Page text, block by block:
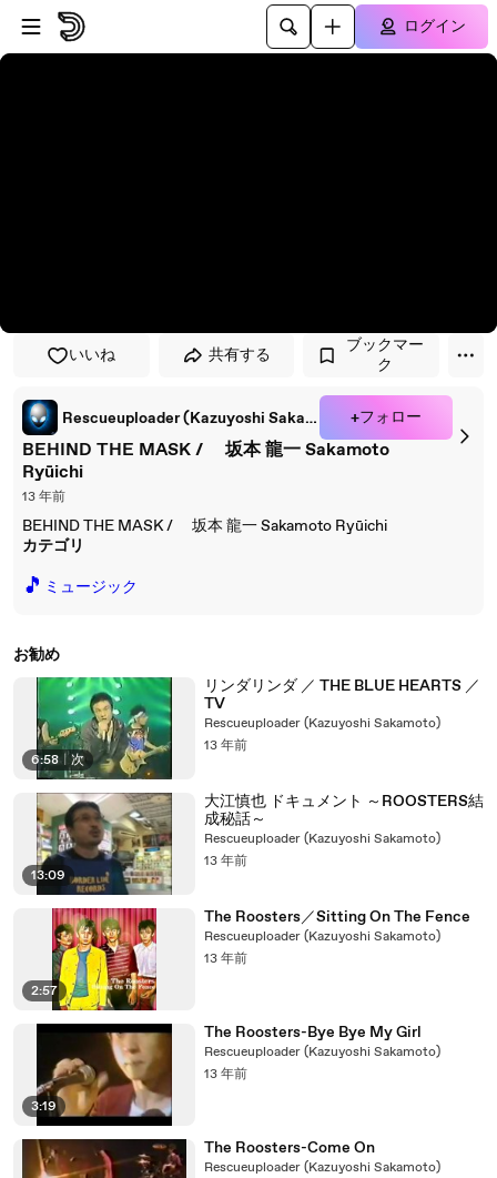
プレイヤーにスキップ
メインコンテンツにスキップ
ログイン
いいね 共有する
ブックマー
ク
Rescueuploader (Kazuyoshi Sakamoto) +フォロー
BEHIND THE MASK / 坂本 龍一 Sakamoto
Ryūichi
13 年前
BEHIND THE MASK / 坂本 龍一 Sakamoto Ryūichi
カテゴリ
🎵 ミュージック
お勧め
6:58 | 次
リンダリンダ ／ THE BLUE HEARTS ／
TV
Rescueuploader (Kazuyoshi Sakamoto)
13 年前
13:09
大江慎也 ドキュメント ～ROOSTERS結
成秘話～
Rescueuploader (Kazuyoshi Sakamoto)
13 年前
2:57
The Roosters／Sitting On The Fence
Rescueuploader (Kazuyoshi Sakamoto)
13 年前
3:19
The Roosters-Bye Bye My Girl
Rescueuploader (Kazuyoshi Sakamoto)
13 年前
The Roosters-Come On
Rescueuploader (Kazuyoshi Sakamoto)